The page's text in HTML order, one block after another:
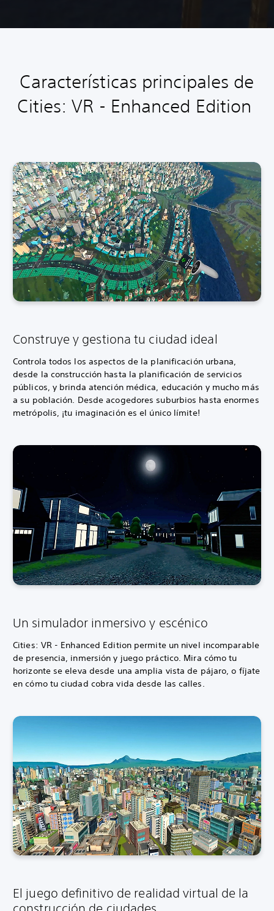
Características principales de
Cities: VR - Enhanced Edition
Construye y gestiona tu ciudad ideal
Controla todos los aspectos de la planificación urbana,
desde la construcción hasta la planificación de servicios
públicos, y brinda atención médica, educación y mucho más
a su población. Desde acogedores suburbios hasta enormes
metrópolis, ¡tu imaginación es el único límite!
Un simulador inmersivo y escénico
Cities: VR - Enhanced Edition permite un nivel incomparable
de presencia, inmersión y juego práctico. Mira cómo tu
horizonte se eleva desde una amplia vista de pájaro, o fíjate
en cómo tu ciudad cobra vida desde las calles.
El juego definitivo de realidad virtual de la